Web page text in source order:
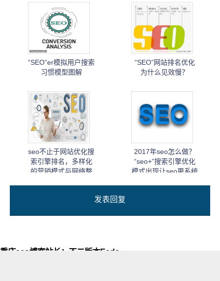
“SEO”er模拟用户搜索
习惯模型图解
“SEO”网站排名优化
为什么见效慢？
seo不止于网站优化搜
索引擎排名，多样化
的营销模式与网络整
2017年seo怎么做？
“seo+”搜索引擎优化
模式出现让seo更系统
发表回复
重庆seo博客站长：不二版本Eade